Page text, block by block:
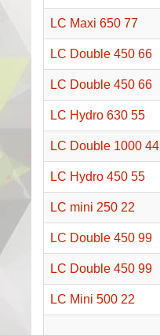
LC Maxi 650 77
LC Double 450 66
LC Double 450 66
LC Hydro 630 55
LC Double 1000 44
LC Hydro 450 55
LC mini 250 22
LC Double 450 99
LC Double 450 99
LC Mini 500 22